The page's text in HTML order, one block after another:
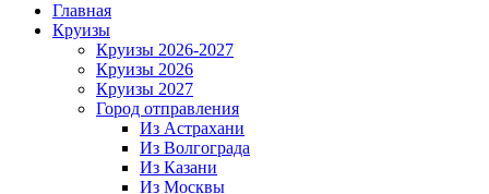
Главная
Круизы
Круизы 2026-2027
Круизы 2026
Круизы 2027
Город отправления
Из Астрахани
Из Волгограда
Из Казани
Из Москвы